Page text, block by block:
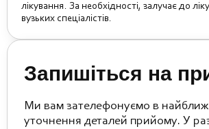
лікування. За необхідності, залучає до
вузьких спеціалістів.
Запишіться на
Ми вам зателефонуємо в
уточнення деталей прийому. У